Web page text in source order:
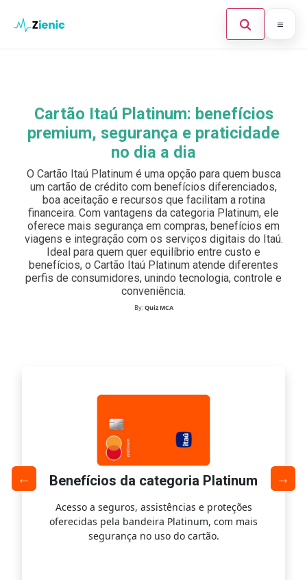
Abrir
Investimento
Legal
Buscar:
Pulsa Enter para buscar o ESC para cerrar.
Cartão Itaú Platinum: benefícios
premium, segurança e praticidade
no dia a dia
O Cartão Itaú Platinum é uma opção para quem busca
um cartão de crédito com benefícios diferenciados,
boa aceitação e recursos que facilitam a rotina
financeira. Com vantagens da categoria Platinum, ele
oferece mais segurança em compras, benefícios em
viagens e integração com os serviços digitais do Itaú.
Ideal para quem quer equilíbrio entre custo e
benefícios, o Cartão Itaú Platinum atende diferentes
perfis de consumidores, unindo tecnologia, controle e
conveniência.
By:Quiz MCA
Benefícios da categoria Platinum
Acesso a seguros, assistências e proteções
oferecidas pela bandeira Platinum, com mais
segurança no uso do cartão.